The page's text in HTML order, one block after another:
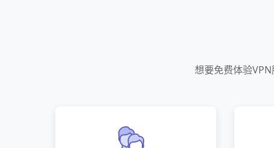
想要免费体验